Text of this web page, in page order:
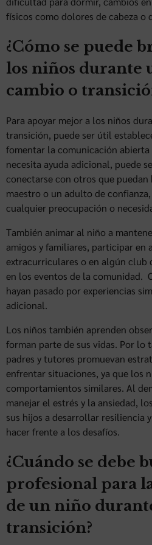
físicos como dolores de cabeza o
¿Cómo se puede
los niños durante
cambio o
Para apoyar mejor a los niños
transición, puede ser útil
fomentar la comunicación abierta
necesita ayuda adicional, puede
conectarse con otros que
maestro o un adulto de
cualquier preocupación o
También animar al niño a
amigos y familiares, participar en
extracurriculares o en algún club
en los eventos de la comunidad.
hayan pasado por experiencias
adicional.
Los niños también aprenden
forman parte de sus vidas. Por lo
padres y tutores promuevan
enfrentar situaciones, ya que los
comportamientos similares. Al
manejar el estrés y la ansiedad,
sus hijos a desarrollar resiliencia
hacer frente a los desafíos.
¿Cuándo se debe
profesional para
de un niño
transición?